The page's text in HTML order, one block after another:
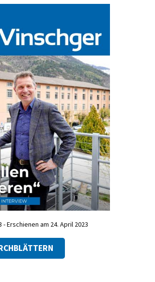
- Erschienen am 24. April 2023